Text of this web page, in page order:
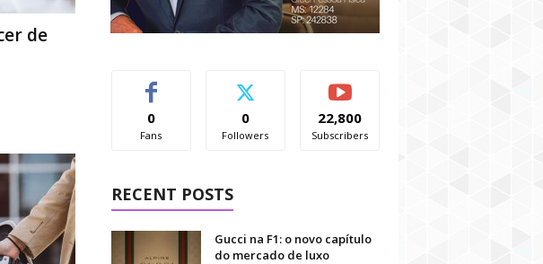
de
0
Fans
0
Followers
22,800
Subscribers
RECENT POSTS
Gucci na F1: o novo capítulo
do mercado de luxo